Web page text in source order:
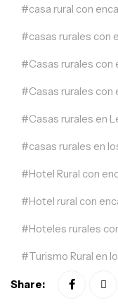
casa rural con
casas rurales con
Casas rurales con
Casas rurales con
Casas rurales en
casas rurales en
Hotel Rural con
Hotel rural con
Hoteles rurales
Turismo Rural en
Share: